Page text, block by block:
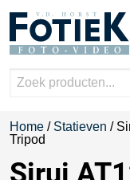
Home / Statieven /
Tripod